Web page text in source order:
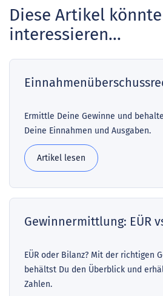
Diese Artikel
interessieren...
Ermittle Deine Gewinne und
Deine Einnahmen und Ausgaben.
Artikel lesen
Gewinnermittlung: EÜR
EÜR oder Bilanz? Mit der richtigen
behältst Du den Überblick und
Zahlen.